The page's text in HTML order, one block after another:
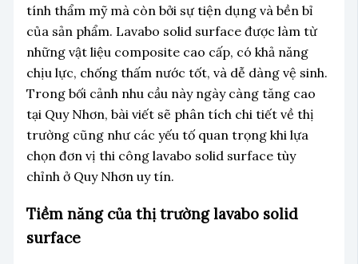
tính thẩm mỹ mà còn bởi sự tiện dụng và bền bỉ
của sản phẩm. Lavabo solid surface được làm từ
những vật liệu composite cao cấp, có khả năng
chịu lực, chống thấm nước tốt, và dễ dàng vệ sinh.
Trong bối cảnh nhu cầu này ngày càng tăng cao
tại Quy Nhơn, bài viết sẽ phân tích chi tiết về thị
trường cũng như các yếu tố quan trọng khi lựa
chọn đơn vị thi công lavabo solid surface tùy
chỉnh ở Quy Nhơn uy tín.
Tiềm năng của thị trường lavabo solid
surface